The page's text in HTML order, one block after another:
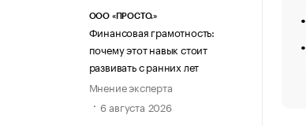
ООО «ПРОСТО.»
Финансовая грамотность:
почему этот навык стоит
развивать с ранних лет
Мнение эксперта
6 августа 2026